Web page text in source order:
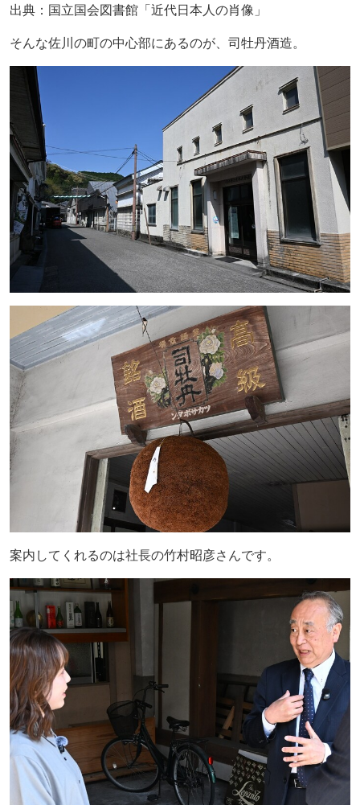
出典：国立国会図書館「近代日本人の肖像」
そんな佐川の町の中心部にあるのが、司牡丹酒造。
案内してくれるのは社長の竹村昭彦さんです。